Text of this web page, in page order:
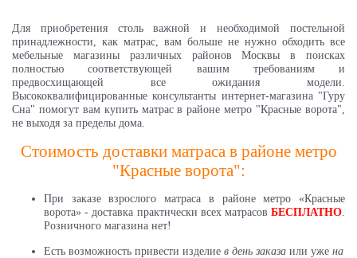
Для приобретения столь важной и необходимой постельной
принадлежности, как матрас, вам больше не нужно обходить все
мебельные магазины различных районов Москвы в поисках
полностью соответствующей вашим требованиям и
предвосхищающей все ожидания модели.
Высококвалифицированные консультанты интернет-магазина "Гуру
Сна" помогут вам купить матрас в районе метро "Красные ворота",
не выходя за пределы дома.
Стоимость доставки матраса в районе метро
"Красные ворота":
При заказе взрослого матраса в районе метро «Красные
ворота» - доставка практически всех матрасов БЕСПЛАТНО.
Розничного магазина нет!
Есть возможность привести изделие в день заказа или уже на